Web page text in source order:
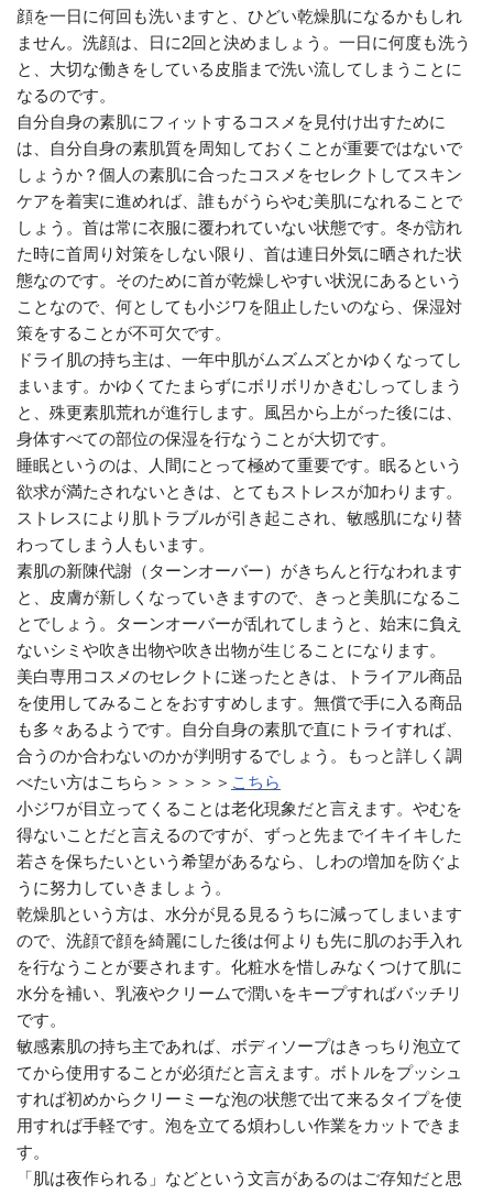
顔を一日に何回も洗いますと、ひどい乾燥肌になるかもしれ
ません。洗顔は、日に2回と決めましょう。一日に何度も洗う
と、大切な働きをしている皮脂まで洗い流してしまうことに
なるのです。
自分自身の素肌にフィットするコスメを見付け出すために
は、自分自身の素肌質を周知しておくことが重要ではないで
しょうか？個人の素肌に合ったコスメをセレクトしてスキン
ケアを着実に進めれば、誰もがうらやむ美肌になれることで
しょう。首は常に衣服に覆われていない状態です。冬が訪れ
た時に首周り対策をしない限り、首は連日外気に晒された状
態なのです。そのために首が乾燥しやすい状況にあるという
ことなので、何としても小ジワを阻止したいのなら、保湿対
策をすることが不可欠です。
ドライ肌の持ち主は、一年中肌がムズムズとかゆくなってし
まいます。かゆくてたまらずにボリボリかきむしってしまう
と、殊更素肌荒れが進行します。風呂から上がった後には、
身体すべての部位の保湿を行なうことが大切です。
睡眠というのは、人間にとって極めて重要です。眠るという
欲求が満たされないときは、とてもストレスが加わります。
ストレスにより肌トラブルが引き起こされ、敏感肌になり替
わってしまう人もいます。
素肌の新陳代謝（ターンオーバー）がきちんと行なわれます
と、皮膚が新しくなっていきますので、きっと美肌になるこ
とでしょう。ターンオーバーが乱れてしまうと、始末に負え
ないシミや吹き出物や吹き出物が生じることになります。
美白専用コスメのセレクトに迷ったときは、トライアル商品
を使用してみることをおすすめします。無償で手に入る商品
も多々あるようです。自分自身の素肌で直にトライすれば、
合うのか合わないのかが判明するでしょう。もっと詳しく調
べたい方はこちら＞＞＞＞＞ こちら
小ジワが目立ってくることは老化現象だと言えます。やむを
得ないことだと言えるのですが、ずっと先までイキイキした
若さを保ちたいという希望があるなら、しわの増加を防ぐよ
うに努力していきましょう。
乾燥肌という方は、水分が見る見るうちに減ってしまいます
ので、洗顔で顔を綺麗にした後は何よりも先に肌のお手入れ
を行なうことが要されます。化粧水を惜しみなくつけて肌に
水分を補い、乳液やクリームで潤いをキープすればバッチリ
です。
敏感素肌の持ち主であれば、ボディソープはきっちり泡立て
てから使用することが必須だと言えます。ボトルをプッシュ
すれば初めからクリーミーな泡の状態で出て来るタイプを使
用すれば手軽です。泡を立てる煩わしい作業をカットできま
す。
「肌は夜作られる」などという文言があるのはご存知だと思